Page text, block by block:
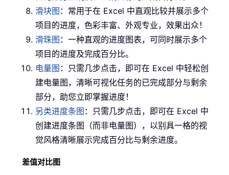
滑块图 ：常用于在 Excel 中直观比较并展示多个
项目的进度，色彩丰富、外观专业，效果出众！
滑珠图 ：一种直观的进度图表，可同时展示多个
项目的进度及完成百分比。
电量图 ：只需几步点击，即可在 Excel 中轻松创
建电量图，清晰可视化任务的已完成部分与剩余
部分，助您立即掌握进度！
另类进度条图 ：只需几步点击，即可在 Excel 中
创建进度条图（而非电量图），以别具一格的视
觉风格清晰展示完成百分比与剩余进度。
差值对比图